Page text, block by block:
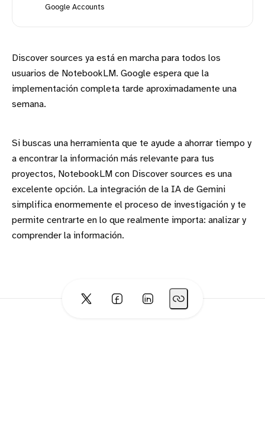
Google Accounts
Discover sources ya está en marcha para todos los
usuarios de NotebookLM. Google espera que la
implementación completa tarde aproximadamente una
semana.
Si buscas una herramienta que te ayude a ahorrar tiempo y
a encontrar la información más relevante para tus
proyectos, NotebookLM con Discover sources es una
excelente opción. La integración de la IA de Gemini
simplifica enormemente el proceso de investigación y te
permite centrarte en lo que realmente importa: analizar y
comprender la información.